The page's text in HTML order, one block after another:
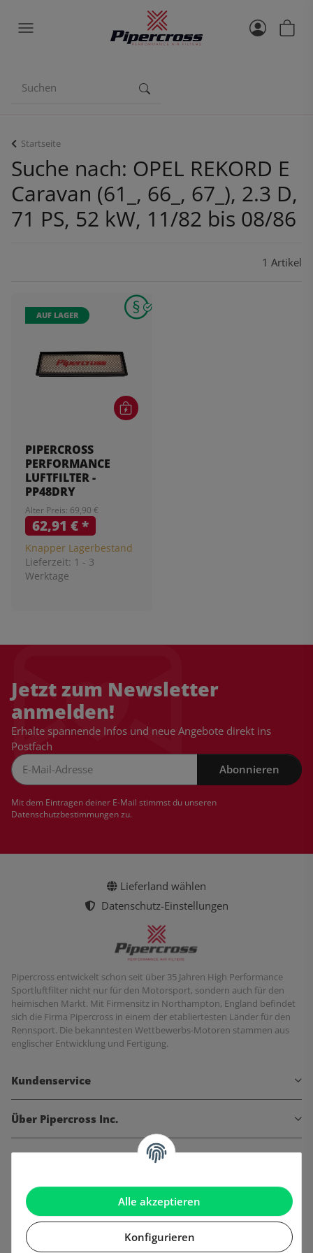
Alle akzeptieren
Konfigurieren
Startseite
Suche nach: OPEL REKORD E
Caravan (61_, 66_, 67_), 2.3 D,
71 PS, 52 kW, 11/82 bis 08/86
1 Artikel
AUF LAGER
PIPERCROSS
PERFORMANCE
LUFTFILTER -
PP48DRY
Alter Preis: 69,90 €
62,91 €*
Knapper Lagerbestand
Lieferzeit: 1 - 3
Werktage
Jetzt zum Newsletter
anmelden!
Erhalte spannende Infos und neue Angebote direkt ins
Postfach
Abonnieren
Mit dem Eintragen deiner E-Mail stimmst du unseren
Datenschutzbestimmungenzu.
Lieferland wählen
Datenschutz-Einstellungen
Pipercross entwickelt schon seit über 35 Jahren High Performance
Sportluftfilter nicht nur für den Motorsport, sondern auch für den
heimischen Markt. Mit Firmensitz in Northampton, England befindet
sich die Firma Pipercross in einem der etabliertesten Länder für den
Rennsport. Die bekanntesten Wettbewerbs-Motoren stammen aus
englischer Entwicklung und Fertigung.
Kundenservice
Über Pipercross Inc.
Informationen
Gesetzliche Informationen